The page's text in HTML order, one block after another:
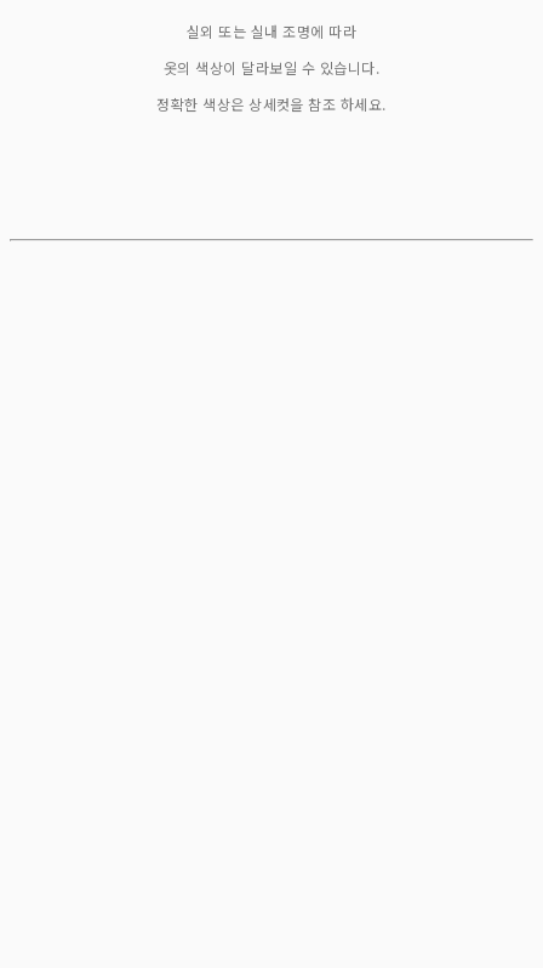
실외 또는 실내 조명에 따라
옷의 색상이 달라보일 수 있습니다.
정확한 색상은 상세컷을 참조 하세요.